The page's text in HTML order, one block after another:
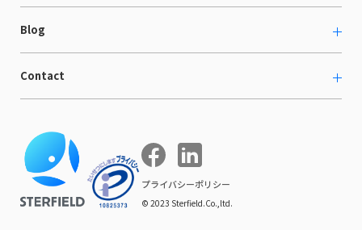
海外向けホームページ制作
COMPE NAVI
セミナー情報
プレスリリース
イベント
ニュース
Blog
ECブログ
開発ブログ
イベントレポート
Contact
プライバシーポリシー
© 2023 Sterfield.Co.,ltd.